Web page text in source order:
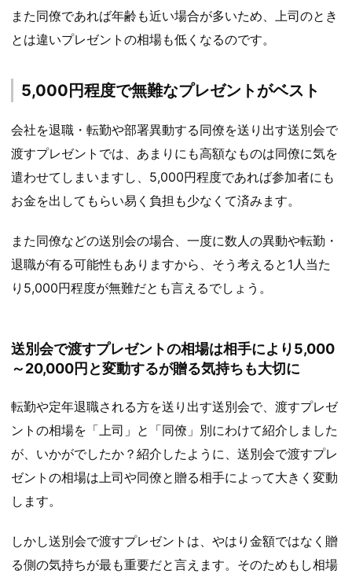
また同僚であれば年齢も近い場合が多いため、上司のとき
とは違いプレゼントの相場も低くなるのです。
5,000円程度で無難なプレゼントがベスト
会社を退職・転勤や部署異動する同僚を送り出す送別会で
渡すプレゼントでは、あまりにも高額なものは同僚に気を
遣わせてしまいますし、5,000円程度であれば参加者にも
お金を出してもらい易く負担も少なくて済みます。
また同僚などの送別会の場合、一度に数人の異動や転勤・
退職が有る可能性もありますから、そう考えると1人当た
り5,000円程度が無難だとも言えるでしょう。
送別会で渡すプレゼントの相場は相手により5,000
～20,000円と変動するが贈る気持ちも大切に
転勤や定年退職される方を送り出す送別会で、渡すプレゼ
ントの相場を「上司」と「同僚」別にわけて紹介しました
が、いかがでしたか？紹介したように、送別会で渡すプレ
ゼントの相場は上司や同僚と贈る相手によって大きく変動
します。
しかし送別会で渡すプレゼントは、やはり金額ではなく贈
る側の気持ちが最も重要だと言えます。そのためもし相場